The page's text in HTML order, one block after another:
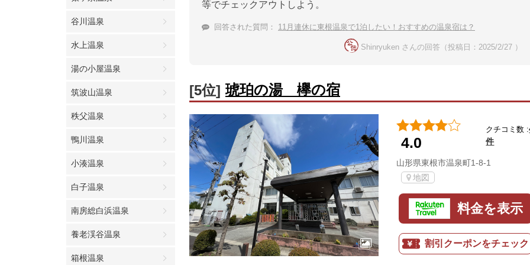
谷川温泉
水上温泉
湯の小屋温泉
筑波山温泉
秩父温泉
鴨川温泉
小湊温泉
白子温泉
南房総白浜温泉
養老渓谷温泉
箱根温泉
等でチェックアウトしよう。
回答された質問： 11月連休に東根温泉で1泊したい！おすすめの温泉宿は？
Shinryuken さんの回答（投稿日：2025/2/27 ）
[5位] 琥珀の湯 欅の宿
4.0
クチコミ数 :
件
山形県東根市温泉町1-8-1
地図
料金を表示
割引クーポンをチェック